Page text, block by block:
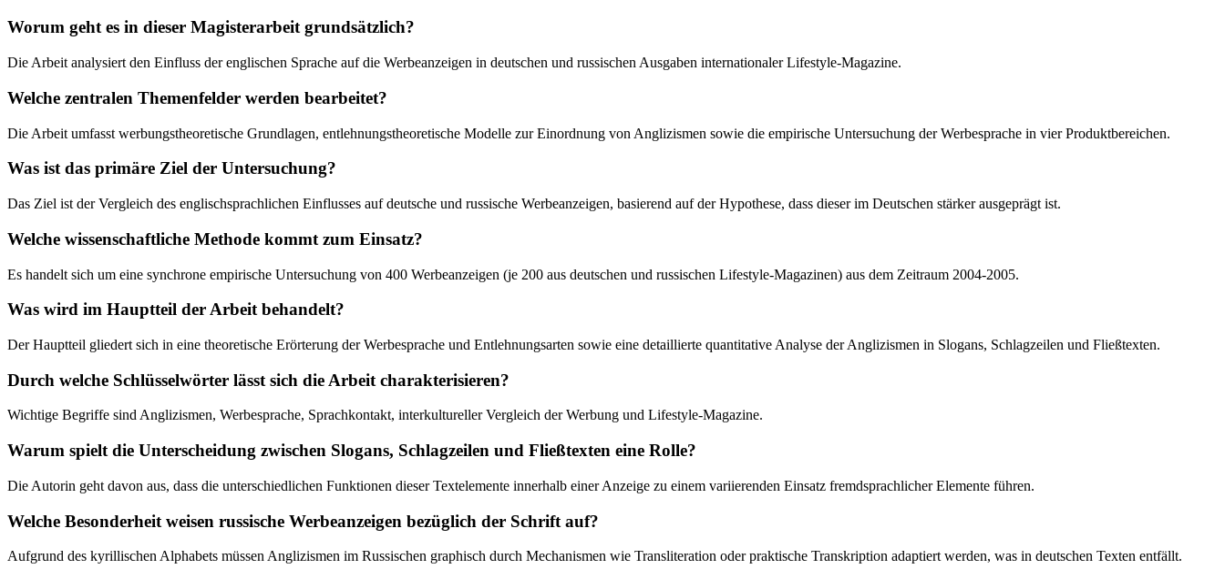
Worum geht es in dieser Magisterarbeit grundsätzlich?
Die Arbeit analysiert den Einfluss der englischen Sprache auf die Werbeanzeigen in deutschen und russischen Ausgaben internationaler Lifestyle-Magazine.
Welche zentralen Themenfelder werden bearbeitet?
Die Arbeit umfasst werbungstheoretische Grundlagen, entlehnungstheoretische Modelle zur Einordnung von Anglizismen sowie die empirische Untersuchung der Werbesprache in vier Produktbereichen.
Was ist das primäre Ziel der Untersuchung?
Das Ziel ist der Vergleich des englischsprachlichen Einflusses auf deutsche und russische Werbeanzeigen, basierend auf der Hypothese, dass dieser im Deutschen stärker ausgeprägt ist.
Welche wissenschaftliche Methode kommt zum Einsatz?
Es handelt sich um eine synchrone empirische Untersuchung von 400 Werbeanzeigen (je 200 aus deutschen und russischen Lifestyle-Magazinen) aus dem Zeitraum 2004-2005.
Was wird im Hauptteil der Arbeit behandelt?
Der Hauptteil gliedert sich in eine theoretische Erörterung der Werbesprache und Entlehnungsarten sowie eine detaillierte quantitative Analyse der Anglizismen in Slogans, Schlagzeilen und Fließtexten.
Durch welche Schlüsselwörter lässt sich die Arbeit charakterisieren?
Wichtige Begriffe sind Anglizismen, Werbesprache, Sprachkontakt, interkultureller Vergleich der Werbung und Lifestyle-Magazine.
Warum spielt die Unterscheidung zwischen Slogans, Schlagzeilen und Fließtexten eine Rolle?
Die Autorin geht davon aus, dass die unterschiedlichen Funktionen dieser Textelemente innerhalb einer Anzeige zu einem variierenden Einsatz fremdsprachlicher Elemente führen.
Welche Besonderheit weisen russische Werbeanzeigen bezüglich der Schrift auf?
Aufgrund des kyrillischen Alphabets müssen Anglizismen im Russischen graphisch durch Mechanismen wie Transliteration oder praktische Transkription adaptiert werden, was in deutschen Texten entfällt.